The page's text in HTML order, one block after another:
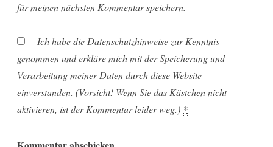
für meinen nächsten Kommentar speichern.
Ich habe die Datenschutzhinweise zur Kenntnis
genommen und erkläre mich mit der Speicherung und
Verarbeitung meiner Daten durch diese Website
einverstanden. (Vorsicht! Wenn Sie das Kästchen nicht
aktivieren, ist der Kommentar leider weg.) *